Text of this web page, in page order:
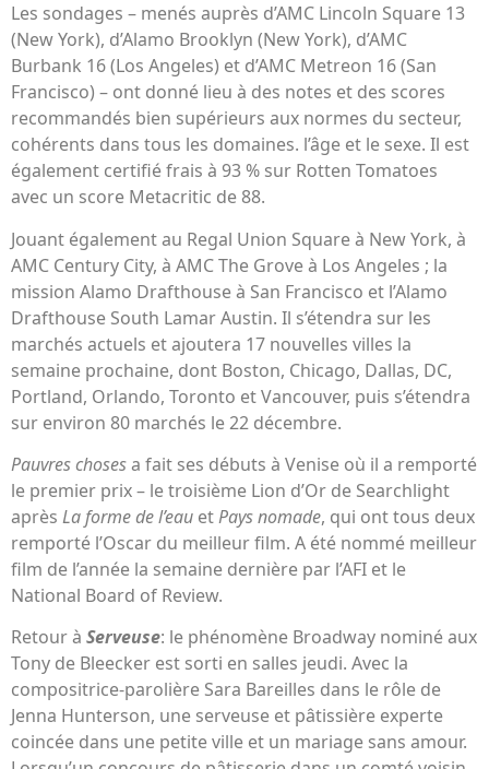
Les sondages – menés auprès d’AMC Lincoln Square 13
(New York), d’Alamo Brooklyn (New York), d’AMC
Burbank 16 (Los Angeles) et d’AMC Metreon 16 (San
Francisco) – ont donné lieu à des notes et des scores
recommandés bien supérieurs aux normes du secteur,
cohérents dans tous les domaines. l’âge et le sexe. Il est
également certifié frais à 93 % sur Rotten Tomatoes
avec un score Metacritic de 88.
Jouant également au Regal Union Square à New York, à
AMC Century City, à AMC The Grove à Los Angeles ; la
mission Alamo Drafthouse à San Francisco et l’Alamo
Drafthouse South Lamar Austin. Il s’étendra sur les
marchés actuels et ajoutera 17 nouvelles villes la
semaine prochaine, dont Boston, Chicago, Dallas, DC,
Portland, Orlando, Toronto et Vancouver, puis s’étendra
sur environ 80 marchés le 22 décembre.
Pauvres chosesa fait ses débuts à Venise où il a remporté
le premier prix – le troisième Lion d’Or de Searchlight
après La forme de l’eau etPays nomade, qui ont tous deux
remporté l’Oscar du meilleur film. A été nommé meilleur
film de l’année la semaine dernière par l’AFI et le
National Board of Review.
Retour à Serveuse: le phénomène Broadway nominé aux
Tony de Bleecker est sorti en salles jeudi. Avec la
compositrice-parolière Sara Bareilles dans le rôle de
Jenna Hunterson, une serveuse et pâtissière experte
coincée dans une petite ville et un mariage sans amour.